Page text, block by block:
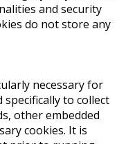
and security
do not store any
necessary for
to collect
other embedded
cookies. It is